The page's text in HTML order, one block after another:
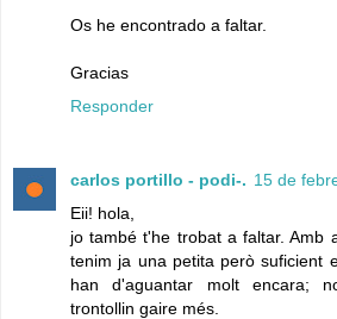
Os he encontrado a faltar.
Gracias
Responder
carlos portillo - podi-. 15 de
Eii! hola,
jo també t'he trobat a faltar. Amb
tenim ja una petita però suficient
han d'aguantar molt encara;
trontollin gaire més.